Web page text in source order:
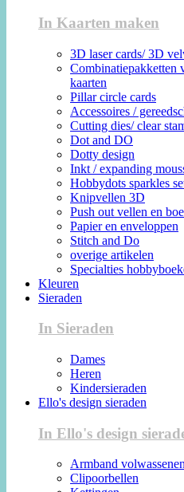
In Kaarten maken
3D laser cards/ 3D
Combinatiepakketten
kaarten
Pillar circle cards
Accessoires /
Cutting dies/ clear
Dot and DO
Dotty design
Inkt / expanding
Hobbydots sparkles
Knipvellen 3D
Push out vellen en
Papier en enveloppen
Stitch and Do
overige artikelen
Specialties
Kleuren
Sieraden
In Sieraden
Dames
Heren
Kindersieraden
Ello's design sieraden
In Ello's design
Armband volwassenen
Clipoorbellen